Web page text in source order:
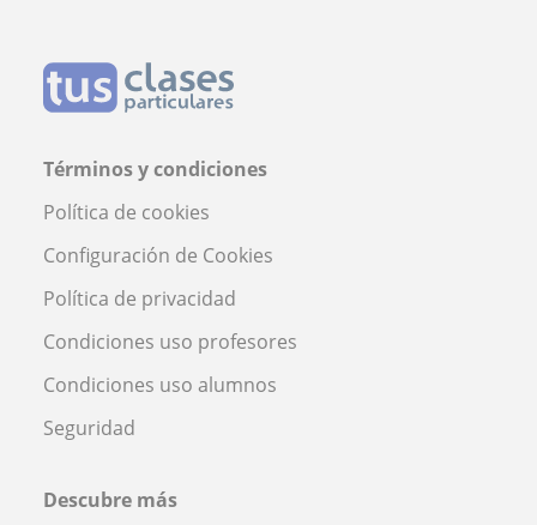
Términos y condiciones
Política de cookies
Configuración de Cookies
Política de privacidad
Condiciones uso profesores
Condiciones uso alumnos
Seguridad
Descubre más